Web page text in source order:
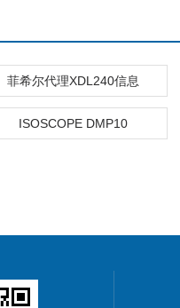
菲希尔代理XDL240信息
ISOSCOPE DMP10